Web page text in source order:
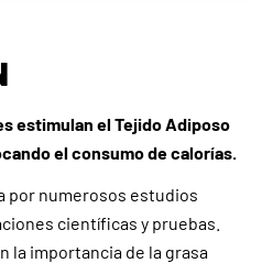
estimulan el Tejido Adiposo
el consumo de calorías.
por numerosos estudios
científicas y pruebas.
la importancia de la grasa